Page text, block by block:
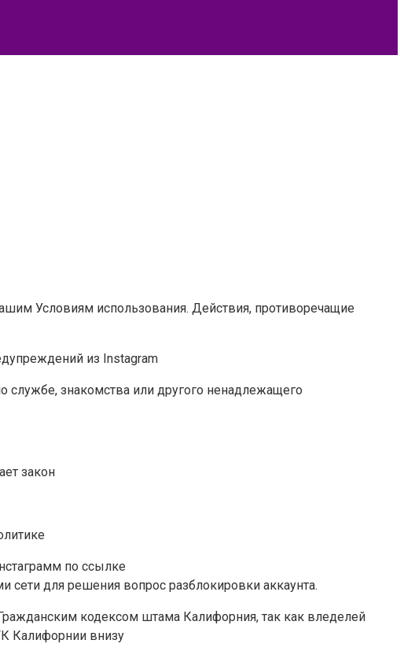
Условиям использования. Действия, противоречащие
из Instagram
знакомства или другого ненадлежащего
закон
по ссылке
сети для решения вопрос разблокировки аккаунта.
кодексом штама Калифорния, так как вледелей
Калифорнии внизу